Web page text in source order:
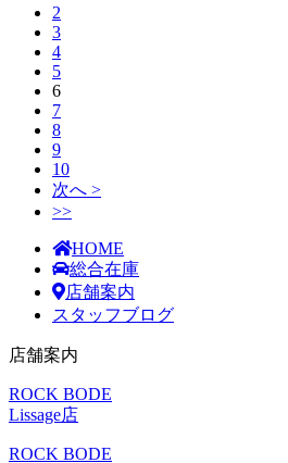
2
3
4
5
6
7
8
9
10
次へ >
>>
HOME
総合在庫
店舗案内
スタッフブログ
店舗案内
ROCK BODE
Lissage店
ROCK BODE